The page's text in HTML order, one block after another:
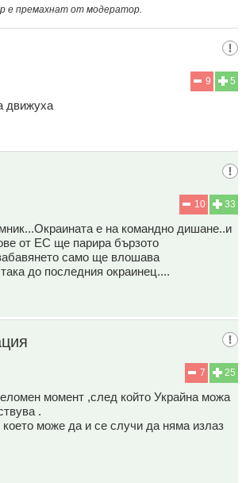
е премахнат от модератор.
5
9
движуха
33
10
е на командно дишане..и
от ЕС ще парира бързото
само ще влошава
до последния окраинец....
25
7
момент ,след който Украйна можа
.
може да и се случи да няма излаз